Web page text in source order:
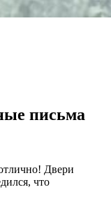
письма
Двери
что